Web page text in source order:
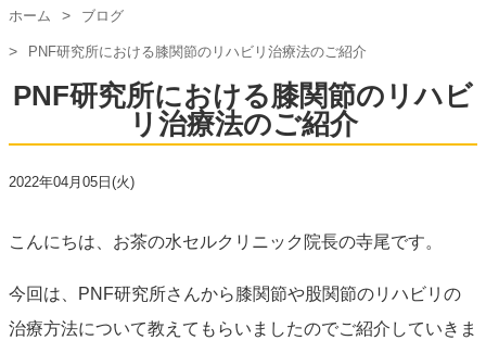
ホーム ブログ
PNF研究所における膝関節のリハビリ治療法のご紹介
PNF研究所における膝関節のリハビ
リ治療法のご紹介
2022年04月05日(火)
こんにちは、お茶の水セルクリニック院長の寺尾です。
今回は、PNF研究所さんから膝関節や股関節のリハビリの
治療方法について教えてもらいましたのでご紹介していきま